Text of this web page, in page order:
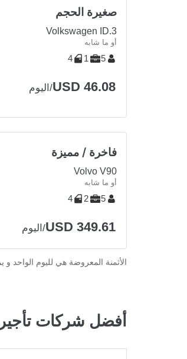
صغيرة الحجم
Volkswagen ID.3
أو ما شابه
5
1
4
USD 46.08/اليوم
فاخرة / مميزة
Volvo V90
أو ما شابه
5
2
4
USD 349.61/اليوم
الأثمنة المعروضة هي لليوم الواحد
أفضل شركات